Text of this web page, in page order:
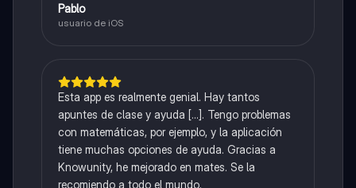
Pablo
usuario de iOS
Esta app es realmente genial. Hay tantos
apuntes de clase y ayuda [...]. Tengo problemas
con matemáticas, por ejemplo, y la aplicación
tiene muchas opciones de ayuda. Gracias a
Knowunity, he mejorado en mates. Se la
recomiendo a todo el mundo.